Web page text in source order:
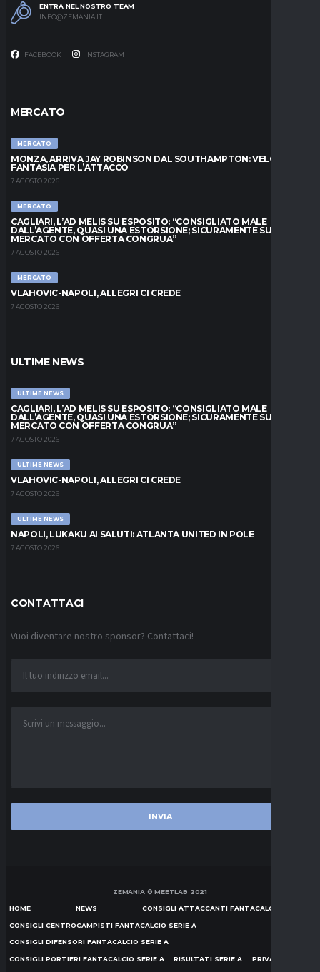
ENTRA NEL NOSTRO TEAM
INFO@ZEMANIA.IT
FACEBOOK INSTAGRAM
MERCATO
MERCATO
MONZA, ARRIVA JAY ROBINSON DAL SOUTHAMPTON: VELOCITÀ E
FANTASIA PER L’ATTACCO
7 AGOSTO 2026
MERCATO
CAGLIARI, L’AD MELIS SU ESPOSITO: “CONSIGLIATO MALE
DALL’AGENTE, QUASI UNA ESTORSIONE; SICURAMENTE SUL
MERCATO CON OFFERTA CONGRUA”
7 AGOSTO 2026
MERCATO
VLAHOVIC-NAPOLI, ALLEGRI CI CREDE
7 AGOSTO 2026
ULTIME NEWS
ULTIME NEWS
CAGLIARI, L’AD MELIS SU ESPOSITO: “CONSIGLIATO MALE
DALL’AGENTE, QUASI UNA ESTORSIONE; SICURAMENTE SUL
MERCATO CON OFFERTA CONGRUA”
7 AGOSTO 2026
ULTIME NEWS
VLAHOVIC-NAPOLI, ALLEGRI CI CREDE
7 AGOSTO 2026
ULTIME NEWS
NAPOLI, LUKAKU AI SALUTI: ATLANTA UNITED IN POLE
7 AGOSTO 2026
CONTATTACI
Vuoi diventare nostro sponsor? Contattaci!
ZEMANIA © MEETLAB 2021
HOME NEWS CONSIGLI ATTACCANTI FANTACALCIO SERIE A
CONSIGLI CENTROCAMPISTI FANTACALCIO SERIE A
CONSIGLI DIFENSORI FANTACALCIO SERIE A
CONSIGLI PORTIERI FANTACALCIO SERIE A RISULTATI SERIE A PRIVACY POLICY